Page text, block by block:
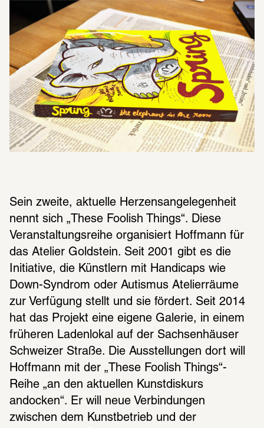
Sein zweite, aktuelle Herzensangelegenheit
nennt sich „These Foolish Things“. Diese
Veranstaltungsreihe organisiert Hoffmann für
das Atelier Goldstein. Seit 2001 gibt es die
Initiative, die Künstlern mit Handicaps wie
Down-Syndrom oder Autismus Atelierräume
zur Verfügung stellt und sie fördert. Seit 2014
hat das Projekt eine eigene Galerie, in einem
früheren Ladenlokal auf der Sachsenhäuser
Schweizer Straße. Die Ausstellungen dort will
Hoffmann mit der „These Foolish Things“-
Reihe „an den aktuellen Kunstdiskurs
andocken“. Er will neue Verbindungen
zwischen dem Kunstbetrieb und der